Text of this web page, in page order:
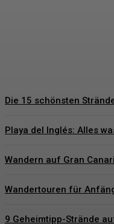
Die 15 schönsten
Playa del Inglés: Alles
Wandern auf Gran
Wandertouren für
9 Geheimtipp-Strände